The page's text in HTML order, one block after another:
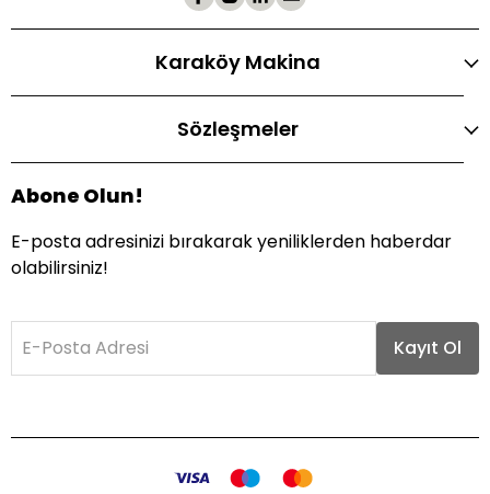
Karaköy Makina
Sözleşmeler
Abone Olun!
E-posta adresinizi bırakarak yeniliklerden haberdar
olabilirsiniz!
E-Posta Adresi Kayıt Ol